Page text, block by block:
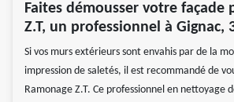
Faites démousser votre façade
Z.T, un professionnel à Gignac,
Si vos murs extérieurs sont envahis par de la
impression de saletés, il est recommandé de
Ramonage Z.T. Ce professionnel en nettoyage